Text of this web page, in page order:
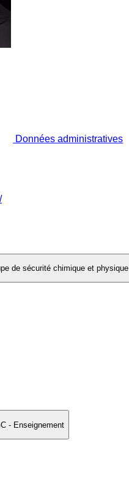
Données administratives
de sécurité chimique et physique
- Enseignement